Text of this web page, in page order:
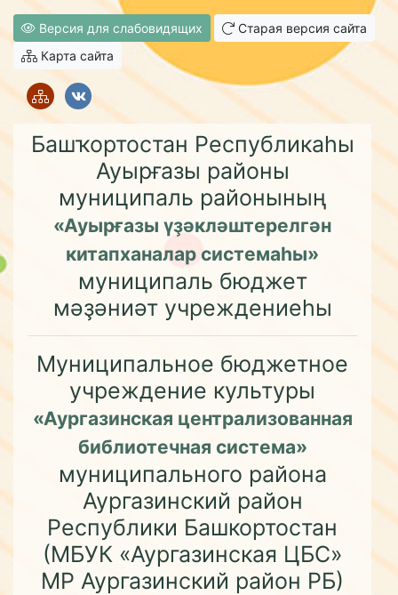
Версия для слабовидящих
Старая версия сайта
Карта сайта
Башҡортостан Республикаһы
Ауырғазы районы
муниципаль районының
«Ауырғазы үҙәкләштерелгән
китапханалар системаһы»
муниципаль бюджет
мәҙәниәт учреждениеһы
Муниципальное бюджетное
учреждение культуры
«Аургазинская централизованная
библиотечная система»
муниципального района
Аургазинский район
Республики Башкортостан
(МБУК «Аургазинская ЦБС»
МР Аургазинский район РБ)